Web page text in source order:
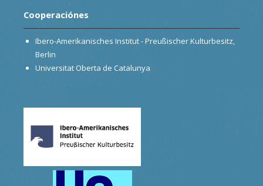
Cooperaciónes
Ibero-Amerikanisches Institut - Preußischer Kulturbesitz,
Berlin
Universitat Oberta de Catalunya